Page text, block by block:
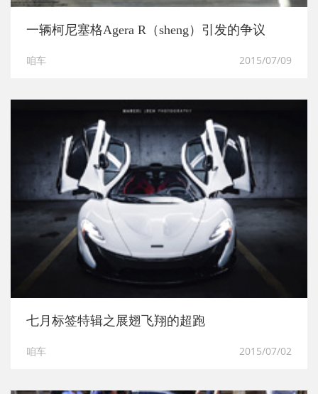
一辆柯尼塞格Agera R（sheng）引发的争议
咱车 2015/07/09
七月标签特辑之展翅飞翔的超跑
咱车 2015/07/02